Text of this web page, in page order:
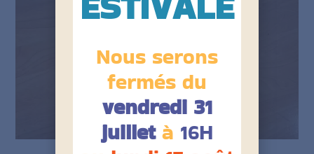
Nous serons
fermés du
vendredi 31
juilletà 16H